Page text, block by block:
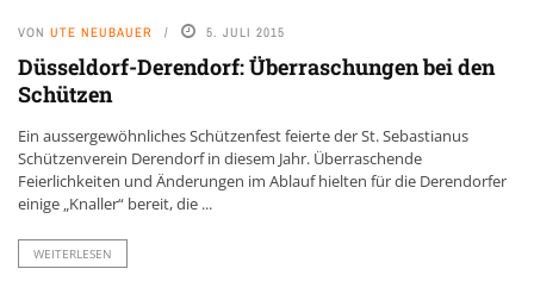
VON UTE NEUBAUER 5. JULI 2015
Düsseldorf-Derendorf: Überraschungen bei den
Schützen
Ein aussergewöhnliches Schützenfest feierte der St. Sebastianus
Schützenverein Derendorf in diesem Jahr. Überraschende
Feierlichkeiten und Änderungen im Ablauf hielten für die Derendorfer
einige „Knaller“ bereit, die ...
WEITERLESEN